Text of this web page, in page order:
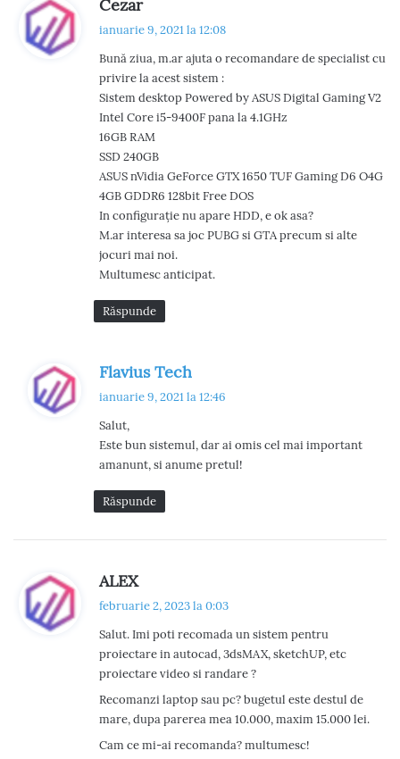
Cezar
p
n
e
:
ianuarie 9, 2021 la 12:08
Bună ziua, m.ar ajuta o recomandare de specialist cu
privire la acest sistem :
Sistem desktop Powered by ASUS Digital Gaming V2
Intel Core i5-9400F pana la 4.1GHz
16GB RAM
SSD 240GB
ASUS nVidia GeForce GTX 1650 TUF Gaming D6 O4G
4GB GDDR6 128bit Free DOS
In configurație nu apare HDD, e ok asa?
M.ar interesa sa joc PUBG si GTA precum si alte
jocuri mai noi.
Multumesc anticipat.
Răspunde
Flavius Tech
e
:
ianuarie 9, 2021 la 12:46
Salut,
Este bun sistemul, dar ai omis cel mai important
amanunt, si anume pretul!
Răspunde
ALEX
p
n
e
:
februarie 2, 2023 la 0:03
Salut. Imi poti recomada un sistem pentru
proiectare in autocad, 3dsMAX, sketchUP, etc
proiectare video si randare ?
Recomanzi laptop sau pc? bugetul este destul de
mare, dupa parerea mea 10.000, maxim 15.000 lei.
Cam ce mi-ai recomanda? multumesc!